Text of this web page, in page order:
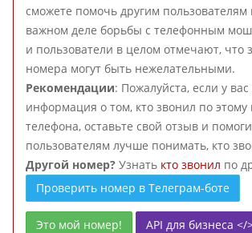
сможете помочь другим
важном деле борьбы с телефонным
и пользователи в целом отмечают, что
номера могут быть нежелательными.
Рекомендации: Пожалуйста, если у вас
информация о том, кто звонил по этому
телефона, оставьте свой отзыв и
пользователям лучше понимать, кто
Другой номер? Узнать кто звонил по
Проверить номер в Телеграм-боте
Это мой номер! API для бизнеса </